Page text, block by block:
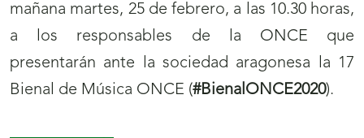
mañana martes, 25 de febrero, a las 10.30 horas,
a los responsables de la ONCE que
presentarán ante la sociedad aragonesa la 17
Bienal de Música ONCE (#BienalONCE2020).